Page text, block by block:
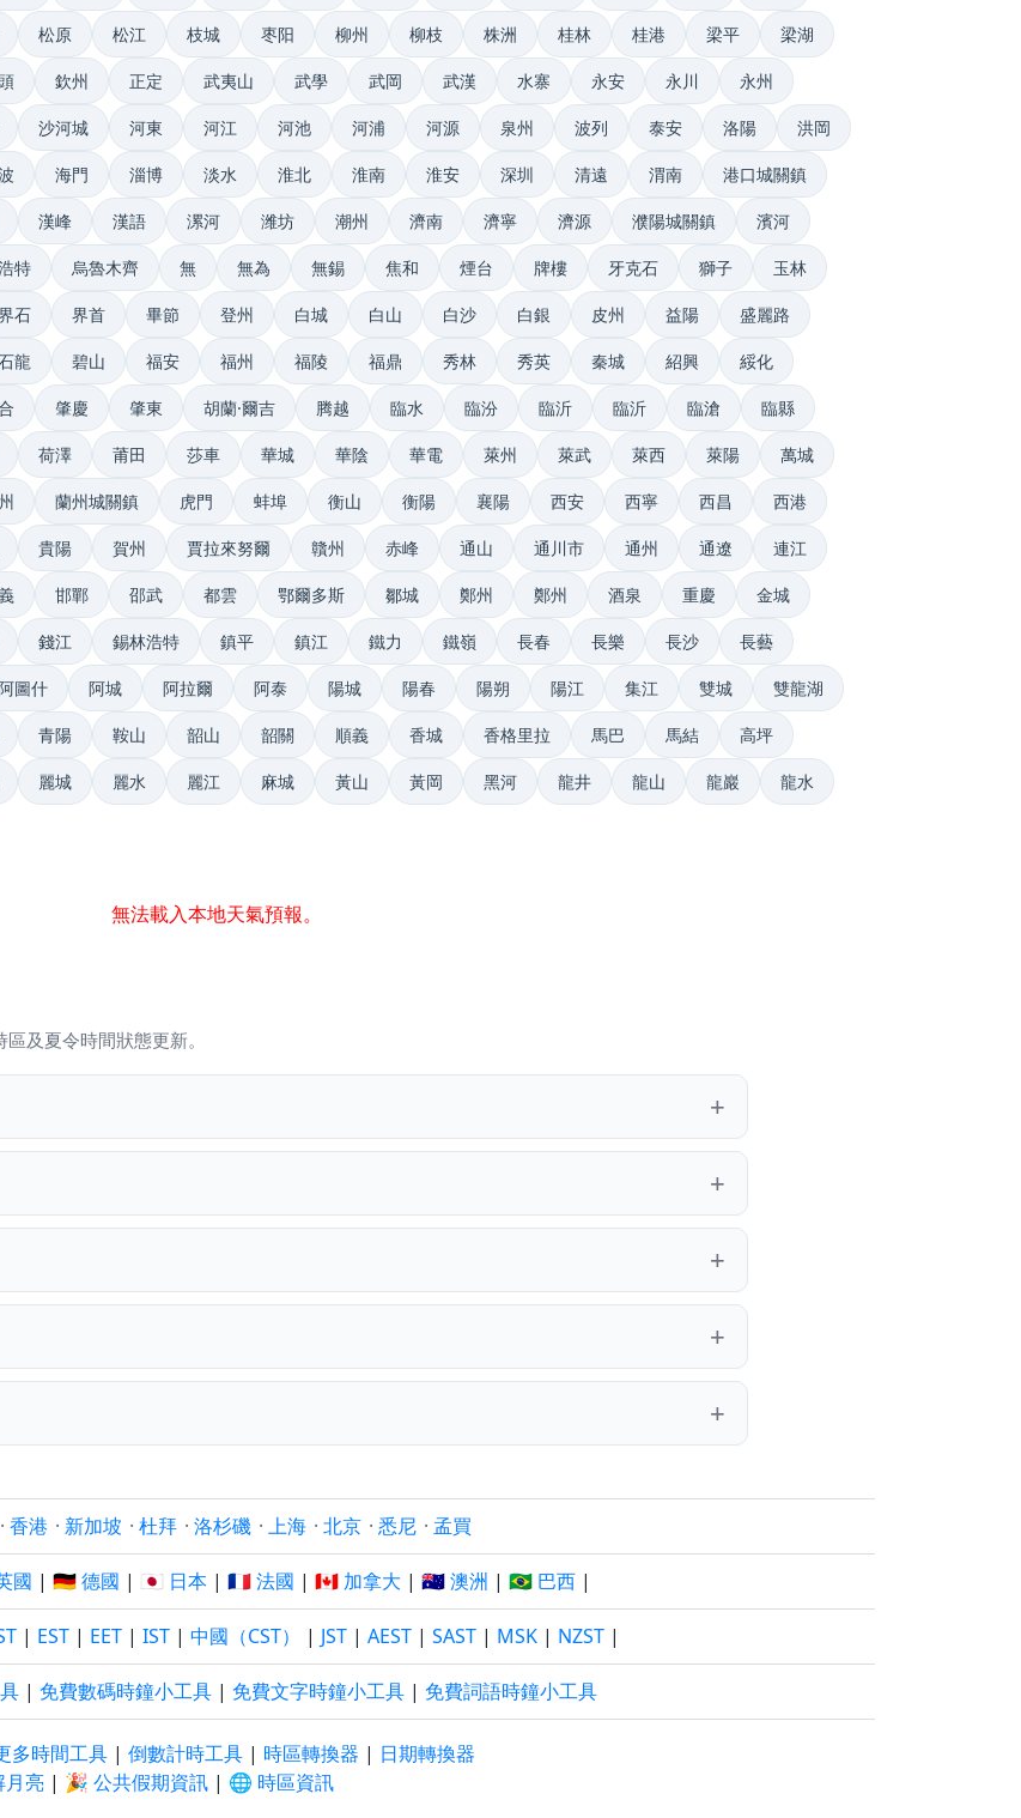
松原 松江 枝城 枣阳 柳州 柳枝 株洲 桂林 桂港 梁平 梁湖
欽州 正定 武夷山 武學 武岡 武漢 水寨 永安 永川 永州
沙河城 河東 河江 河池 河浦 河源 泉州 波列 泰安 洛陽 洪岡
海門 淄博 淡水 淮北 淮南 淮安 深圳 清遠 渭南 港口城關鎮
漢峰 漢語 漯河 潍坊 潮州 濟南 濟寧 濟源 濮陽城關鎮 濱河
特 烏魯木齊 無 無為 無錫 焦和 煙台 牌樓 牙克石 獅子 玉林
石 界首 畢節 登州 白城 白山 白沙 白銀 皮州 益陽 盛麗路
龍 碧山 福安 福州 福陵 福鼎 秀林 秀英 秦城 紹興 綏化
肇慶 肇東 胡蘭·爾吉 腾越 臨水 臨汾 臨沂 臨沂 臨滄 臨縣
荷澤 莆田 莎車 華城 華陰 華電 萊州 萊武 萊西 萊陽 萬城
蘭州城關鎮 虎門 蚌埠 衡山 衡陽 襄陽 西安 西寧 西昌 西港
貴陽 賀州 賈拉來努爾 贛州 赤峰 通山 通川市 通州 通遼 連江
邯鄲 邵武 都雲 鄂爾多斯 鄒城 鄭州 鄭州 酒泉 重慶 金城
錢江 錫林浩特 鎮平 鎮江 鐵力 鐵嶺 長春 長樂 長沙 長藝
圖什 阿城 阿拉爾 阿泰 陽城 陽春 陽朔 陽江 集江 雙城 雙龍湖
青陽 鞍山 韶山 韶關 順義 香城 香格里拉 馬巴 馬結 高坪
麗城 麗水 麗江 麻城 黃山 黃岡 黑河 龍井 龍山 龍巖 龍水
無法載入本地天氣預報。
及夏令時間狀態更新。
· 香港 · 新加坡 · 杜拜 · 洛杉磯 · 上海 · 北京 · 悉尼 · 孟買
國 | 🇩🇪 德國 | 🇯🇵 日本 | 🇫🇷 法國 | 🇨🇦 加拿大 | 🇦🇺 澳洲 | 🇧🇷 巴西 |
| EST | EET | IST | 中國（CST） | JST | AEST | SAST | MSK | NZST |
| 免費數碼時鐘小工具 | 免費文字時鐘小工具 | 免費詞語時鐘小工具
多時間工具 | 倒數計時工具 | 時區轉換器 | 日期轉換器
亮 | 🎉 公共假期資訊 | 🌐 時區資訊